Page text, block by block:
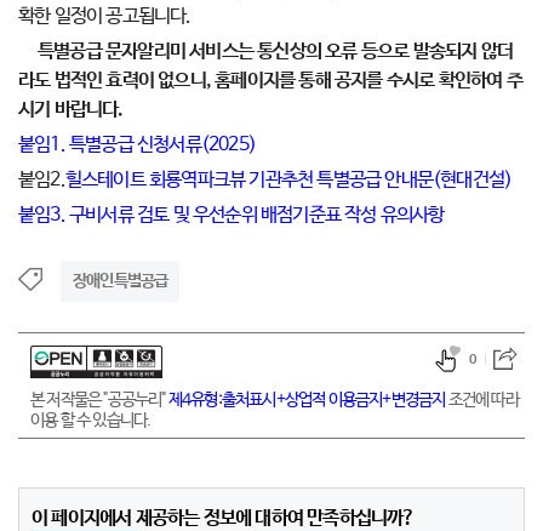
확한 일정이 공고됩니다.
특별공급 문자알리미 서비스는 통신상의 오류 등으로 발송되지 않더
라도 법적인 효력이 없으니,홈페이지를 통해 공지를 수시로 확인하여 주
시기 바랍니다.
붙임1. 특별공급 신청서류(2025)
붙임2.힐스테이트 회룡역파크뷰 기관추천 특별공급 안내문(현대건설)
붙임3. 구비서류 검토 및 우선순위 배점기준표 작성 유의사항
장애인특별공급
본 저작물은 "공공누리"제4유형:출처표시+상업적 이용금지+변경금지 조건에 따라
이용 할 수 있습니다.
0
이 페이지에서 제공하는 정보에 대하여 만족하십니까?